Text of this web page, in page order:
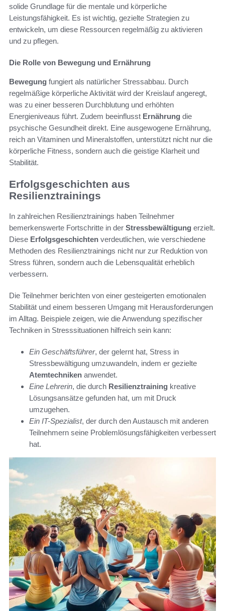
solide Grundlage für die mentale und körperliche
Leistungsfähigkeit. Es ist wichtig, gezielte Strategien zu
entwickeln, um diese Ressourcen regelmäßig zu aktivieren
und zu pflegen.
Die Rolle von Bewegung und Ernährung
Bewegung fungiert als natürlicher Stressabbau. Durch
regelmäßige körperliche Aktivität wird der Kreislauf angeregt,
was zu einer besseren Durchblutung und erhöhten
Energieniveaus führt. Zudem beeinflusst Ernährung die
psychische Gesundheit direkt. Eine ausgewogene Ernährung,
reich an Vitaminen und Mineralstoffen, unterstützt nicht nur die
körperliche Fitness, sondern auch die geistige Klarheit und
Stabilität.
Erfolgsgeschichten aus
Resilienztrainings
In zahlreichen Resilienztrainings haben Teilnehmer
bemerkenswerte Fortschritte in der Stressbewältigung erzielt.
Diese Erfolgsgeschichten verdeutlichen, wie verschiedene
Methoden des Resilienztrainings nicht nur zur Reduktion von
Stress führen, sondern auch die Lebensqualität erheblich
verbessern.
Die Teilnehmer berichten von einer gesteigerten emotionalen
Stabilität und einem besseren Umgang mit Herausforderungen
im Alltag. Beispiele zeigen, wie die Anwendung spezifischer
Techniken in Stresssituationen hilfreich sein kann:
Ein Geschäftsführer, der gelernt hat, Stress in
Stressbewältigung umzuwandeln, indem er gezielte
Atemtechniken anwendet.
Eine Lehrerin, die durch Resilienztraining kreative
Lösungsansätze gefunden hat, um mit Druck
umzugehen.
Ein IT-Spezialist, der durch den Austausch mit anderen
Teilnehmern seine Problemlösungsfähigkeiten verbessert
hat.